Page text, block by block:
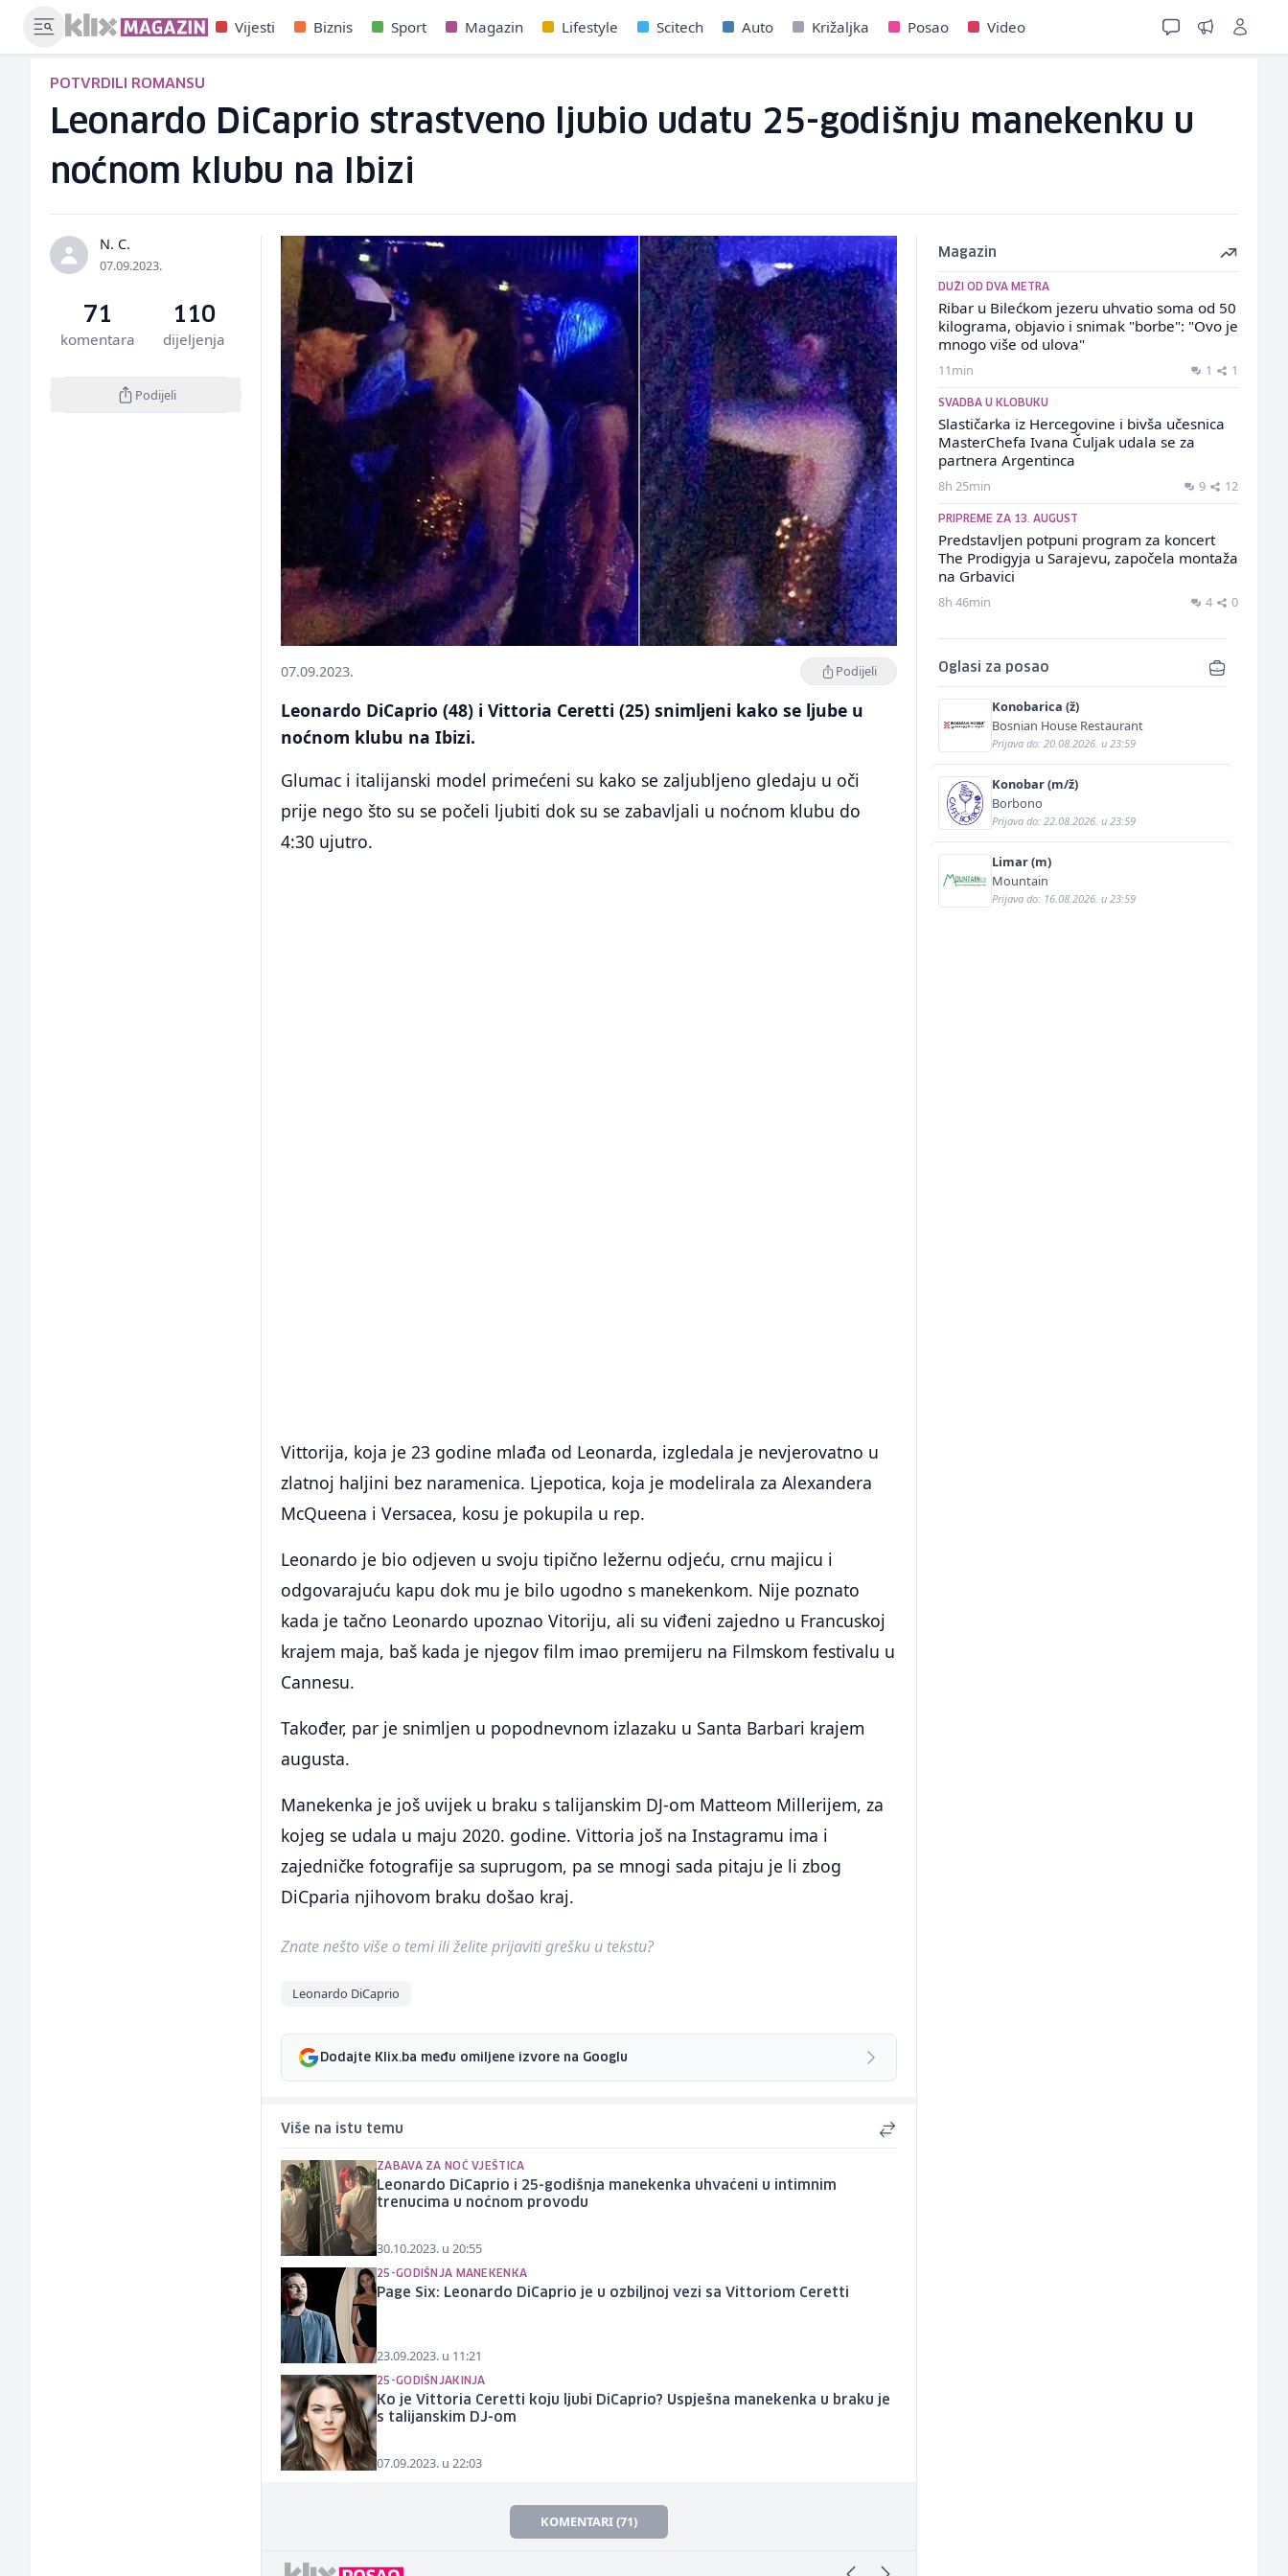
Vijesti Biznis Sport Magazin Lifestyle Scitech Auto Križaljka Posao Video
POTVRDILI ROMANSU
Leonardo DiCaprio strastveno ljubio udatu 25-godišnju manekenku u
noćnom klubu na Ibizi
N. C.
07.09.2023.
71
komentara
110
dijeljenja
Podijeli
07.09.2023. Podijeli
Leonardo DiCaprio (48) i Vittoria Ceretti (25) snimljeni kako se ljube u
noćnom klubu na Ibizi.
Glumac i italijanski model primećeni su kako se zaljubljeno gledaju u oči
prije nego što su se počeli ljubiti dok su se zabavljali u noćnom klubu do
4:30 ujutro.
Vittorija, koja je 23 godine mlađa od Leonarda, izgledala je nevjerovatno u
zlatnoj haljini bez naramenica. Ljepotica, koja je modelirala za Alexandera
McQueena i Versacea, kosu je pokupila u rep.
Leonardo je bio odjeven u svoju tipično ležernu odjeću, crnu majicu i
odgovarajuću kapu dok mu je bilo ugodno s manekenkom. Nije poznato
kada je tačno Leonardo upoznao Vitoriju, ali su viđeni zajedno u Francuskoj
krajem maja, baš kada je njegov film imao premijeru na Filmskom festivalu u
Cannesu.
Također, par je snimljen u popodnevnom izlazaku u Santa Barbari krajem
augusta.
Manekenka je još uvijek u braku s talijanskim DJ-om Matteom Millerijem, za
kojeg se udala u maju 2020. godine. Vittoria još na Instagramu ima i
zajedničke fotografije sa suprugom, pa se mnogi sada pitaju je li zbog
DiCparia njihovom braku došao kraj.
Znate nešto više o temi ili želite prijaviti grešku u tekstu?
Leonardo DiCaprio
Dodajte Klix.ba među omiljene izvore na Googlu
Više na istu temu
ZABAVA ZA NOĆ VJEŠTICA
Leonardo DiCaprio i 25-godišnja manekenka uhvaćeni u intimnim
trenucima u noćnom provodu
30.10.2023. u 20:55
25-GODIŠNJA MANEKENKA
Page Six: Leonardo DiCaprio je u ozbiljnoj vezi sa Vittoriom Ceretti
23.09.2023. u 11:21
25-GODIŠNJAKINJA
Ko je Vittoria Ceretti koju ljubi DiCaprio? Uspješna manekenka u braku je
s talijanskim DJ-om
07.09.2023. u 22:03
KOMENTARI (71)
Magazin
DUŽI OD DVA METRA
Ribar u Bilećkom jezeru uhvatio soma od 50
kilograma, objavio i snimak "borbe": "Ovo je
mnogo više od ulova"
11min 1 1
SVADBA U KLOBUKU
Slastičarka iz Hercegovine i bivša učesnica
MasterChefa Ivana Čuljak udala se za
partnera Argentinca
8h 25min 9 12
PRIPREME ZA 13. AUGUST
Predstavljen potpuni program za koncert
The Prodigyja u Sarajevu, započela montaža
na Grbavici
8h 46min 4 0
Oglasi za posao
Konobarica (ž)
Bosnian House Restaurant
Prijava do: 20.08.2026. u 23:59
Konobar (m/ž)
Borbono
Prijava do: 22.08.2026. u 23:59
Limar (m)
Mountain
Prijava do: 16.08.2026. u 23:59